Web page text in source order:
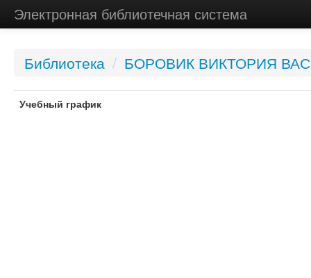
Электронная библиотечная система
Библиотека / БОРОВИК ВИКТОРИЯ
Учебный график